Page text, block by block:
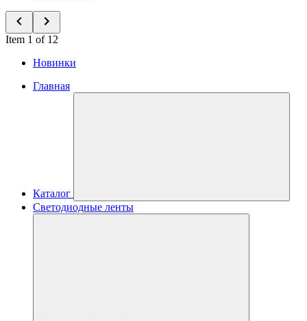
Item 1 of 12
Новинки
Главная
Каталог
Светодиодные ленты